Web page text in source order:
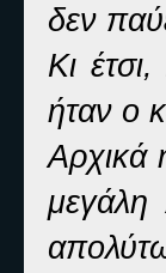
δεν
Κι
ήταν ο
Αρχικά